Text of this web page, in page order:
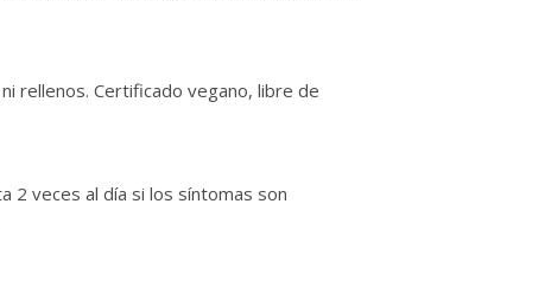
rellenos. Certificado vegano, libre de
2 veces al día si los síntomas son